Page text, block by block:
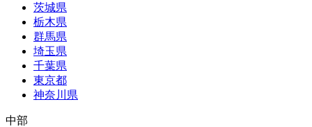
茨城県
栃木県
群馬県
埼玉県
千葉県
東京都
神奈川県
中部